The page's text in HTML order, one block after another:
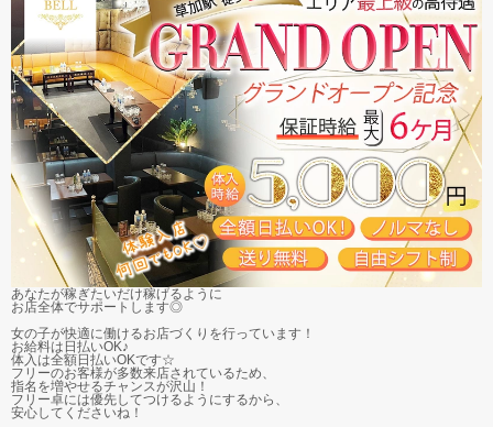
あなたが稼ぎたいだけ稼げるように
お店全体でサポートします◎
女の子が快適に働けるお店づくりを行っています！
お給料は日払いOK♪
体入は全額日払いOKです☆
フリーのお客様が多数来店されているため、
指名を増やせるチャンスが沢山！
フリー卓には優先してつけるようにするから、
安心してくださいね！